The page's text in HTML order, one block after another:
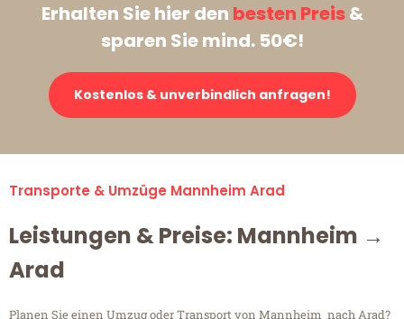
Erhalten Sie hier den besten Preis&
sparen Sie mind. 50€!
Kostenlos & unverbindlich anfragen!
Transporte & Umzüge Mannheim Arad
Leistungen & Preise: Mannheim →
Arad
Planen Sie einen Umzug oder Transport von Mannheim nach Arad?